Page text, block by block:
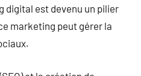
digital est devenu un pilier
marketing peut gérer la